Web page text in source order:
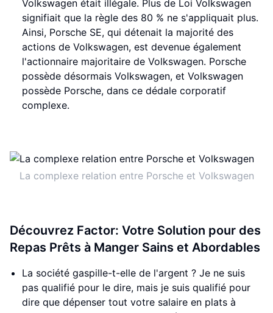
Volkswagen était illégale. Plus de Loi Volkswagen
signifiait que la règle des 80 % ne s'appliquait plus.
Ainsi, Porsche SE, qui détenait la majorité des
actions de Volkswagen, est devenue également
l'actionnaire majoritaire de Volkswagen. Porsche
possède désormais Volkswagen, et Volkswagen
possède Porsche, dans ce dédale corporatif
complexe.
La complexe relation entre Porsche et Volkswagen
Découvrez Factor: Votre Solution pour des
Repas Prêts à Manger Sains et Abordables
La société gaspille-t-elle de l'argent ? Je ne suis
pas qualifié pour le dire, mais je suis qualifié pour
dire que dépenser tout votre salaire en plats à